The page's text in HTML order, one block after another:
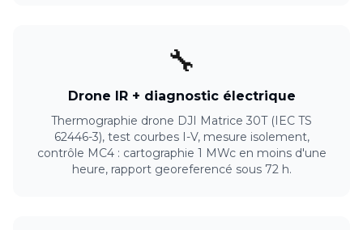
🔧
Drone IR + diagnostic électrique
Thermographie drone DJI Matrice 30T (IEC TS
62446-3), test courbes I-V, mesure isolement,
contrôle MC4 : cartographie 1 MWc en moins d'une
heure, rapport georeferencé sous 72 h.